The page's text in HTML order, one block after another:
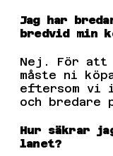
Jag har
bredvid min
Nej. För att
måste ni
eftersom vi
och bredare
Hur säkrar
lanet?